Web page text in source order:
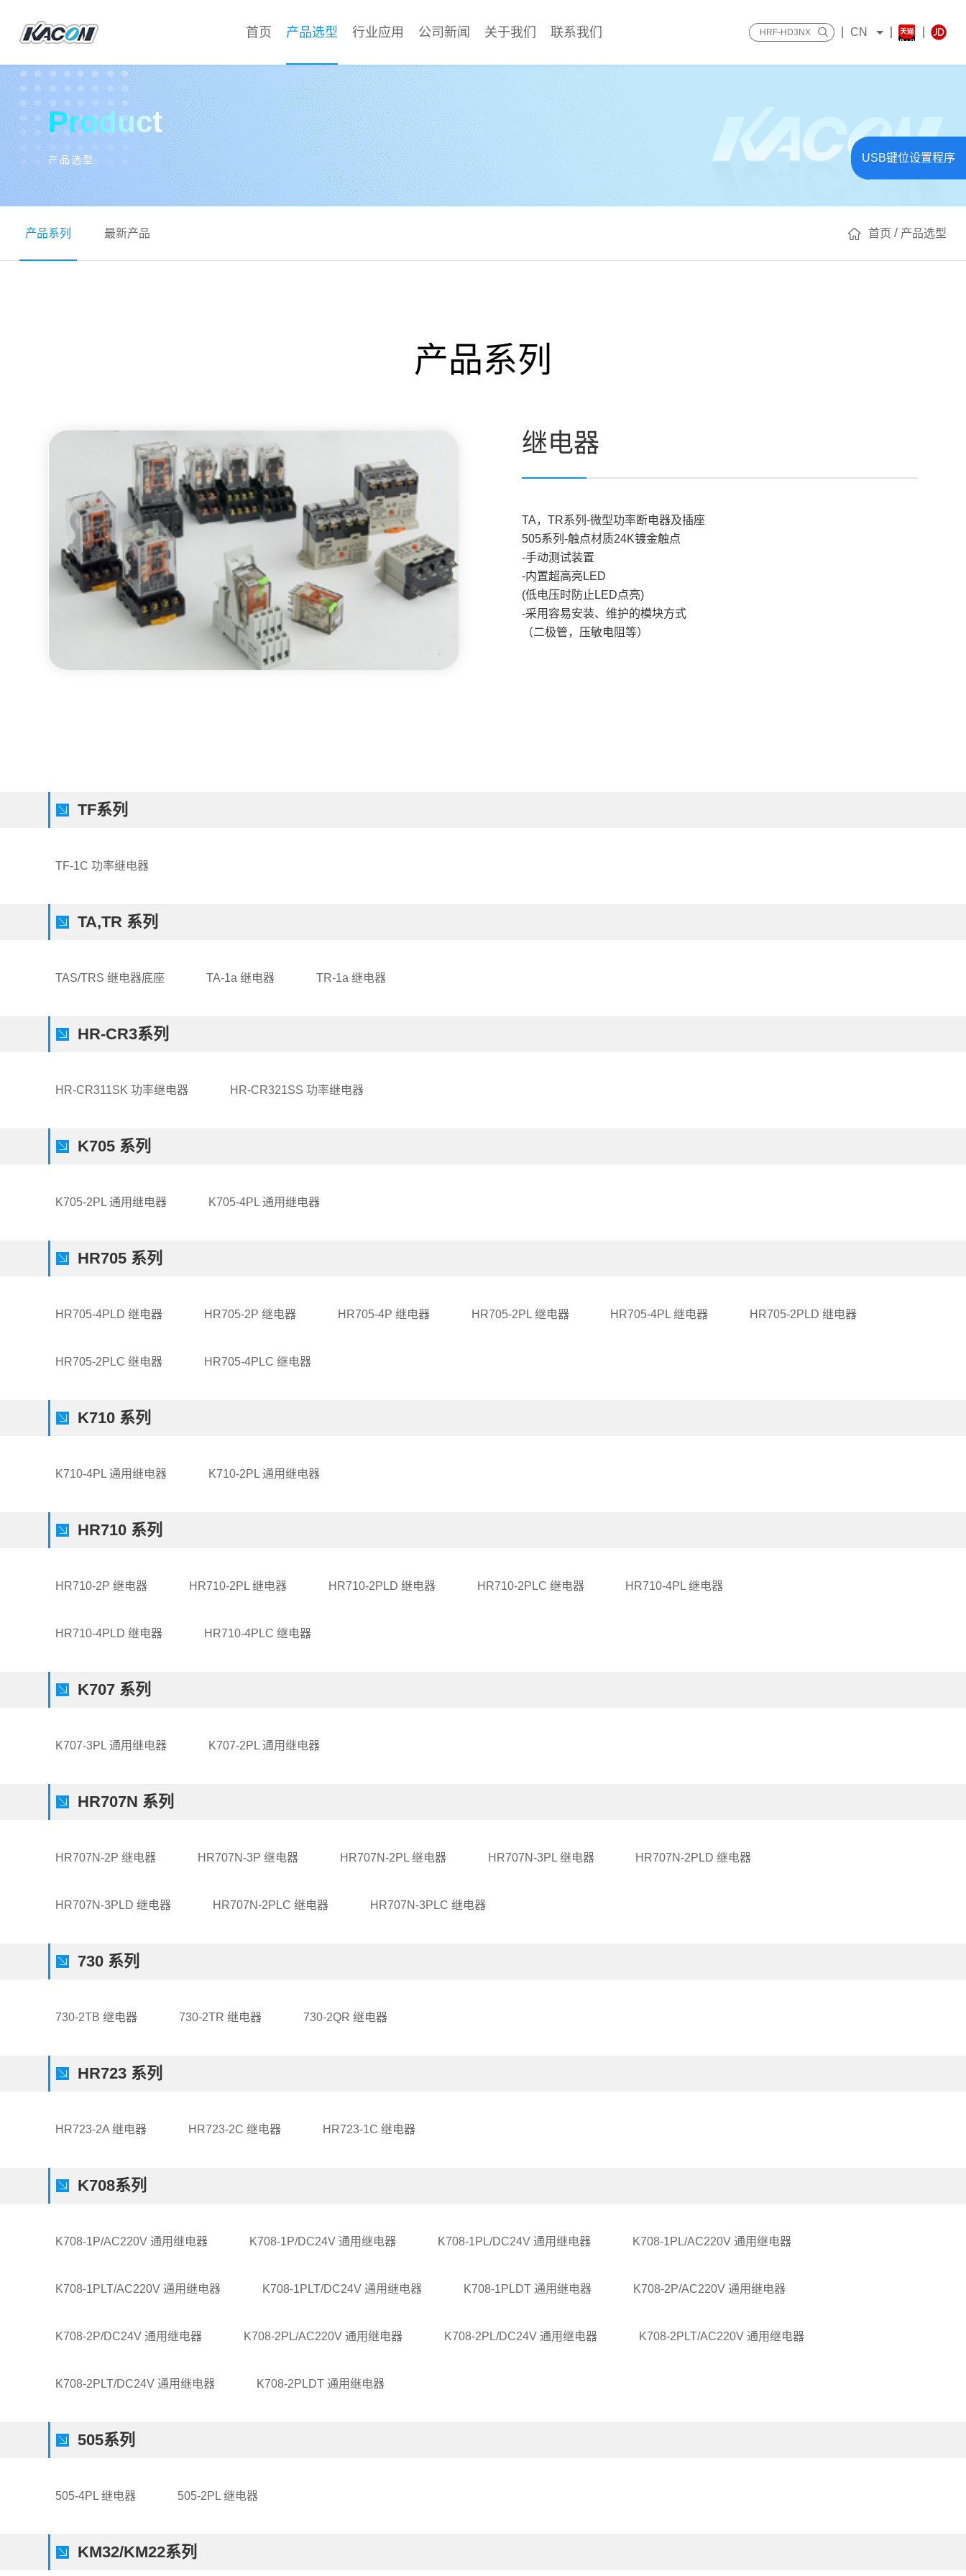
首页 产品选型 行业应用 公司新闻 关于我们 联系我们 CN
Product
产品选型
产品系列 最新产品 首页 / 产品选型
产品系列
继电器
TA，TR系列-微型功率断电器及插座
505系列-触点材质24K镀金触点
-手动测试装置
-内置超高亮LED
(低电压时防止LED点亮)
-采用容易安装、维护的模块方式
（二极管，压敏电阻等）
TF系列
TF-1C 功率继电器
TA,TR 系列
TAS/TRS 继电器底座 TA-1a 继电器 TR-1a 继电器
HR-CR3系列
HR-CR311SK 功率继电器 HR-CR321SS 功率继电器
K705 系列
K705-2PL 通用继电器 K705-4PL 通用继电器
HR705 系列
HR705-4PLD 继电器 HR705-2P 继电器 HR705-4P 继电器 HR705-2PL 继电器 HR705-4PL 继电器 HR705-2PLD 继电器
HR705-2PLC 继电器 HR705-4PLC 继电器
K710 系列
K710-4PL 通用继电器 K710-2PL 通用继电器
HR710 系列
HR710-2P 继电器 HR710-2PL 继电器 HR710-2PLD 继电器 HR710-2PLC 继电器 HR710-4PL 继电器
HR710-4PLD 继电器 HR710-4PLC 继电器
K707 系列
K707-3PL 通用继电器 K707-2PL 通用继电器
HR707N 系列
HR707N-2P 继电器 HR707N-3P 继电器 HR707N-2PL 继电器 HR707N-3PL 继电器 HR707N-2PLD 继电器
HR707N-3PLD 继电器 HR707N-2PLC 继电器 HR707N-3PLC 继电器
730 系列
730-2TB 继电器 730-2TR 继电器 730-2QR 继电器
HR723 系列
HR723-2A 继电器 HR723-2C 继电器 HR723-1C 继电器
K708系列
K708-1P/AC220V 通用继电器 K708-1P/DC24V 通用继电器 K708-1PL/DC24V 通用继电器 K708-1PL/AC220V 通用继电器
K708-1PLT/AC220V 通用继电器 K708-1PLT/DC24V 通用继电器 K708-1PLDT 通用继电器 K708-2P/AC220V 通用继电器
K708-2P/DC24V 通用继电器 K708-2PL/AC220V 通用继电器 K708-2PL/DC24V 通用继电器 K708-2PLT/AC220V 通用继电器
K708-2PLT/DC24V 通用继电器 K708-2PLDT 通用继电器
505系列
505-4PL 继电器 505-2PL 继电器
KM32/KM22系列
USB键位设置程序